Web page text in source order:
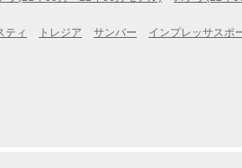
ティ トレジア サンバー インプレッサスポ